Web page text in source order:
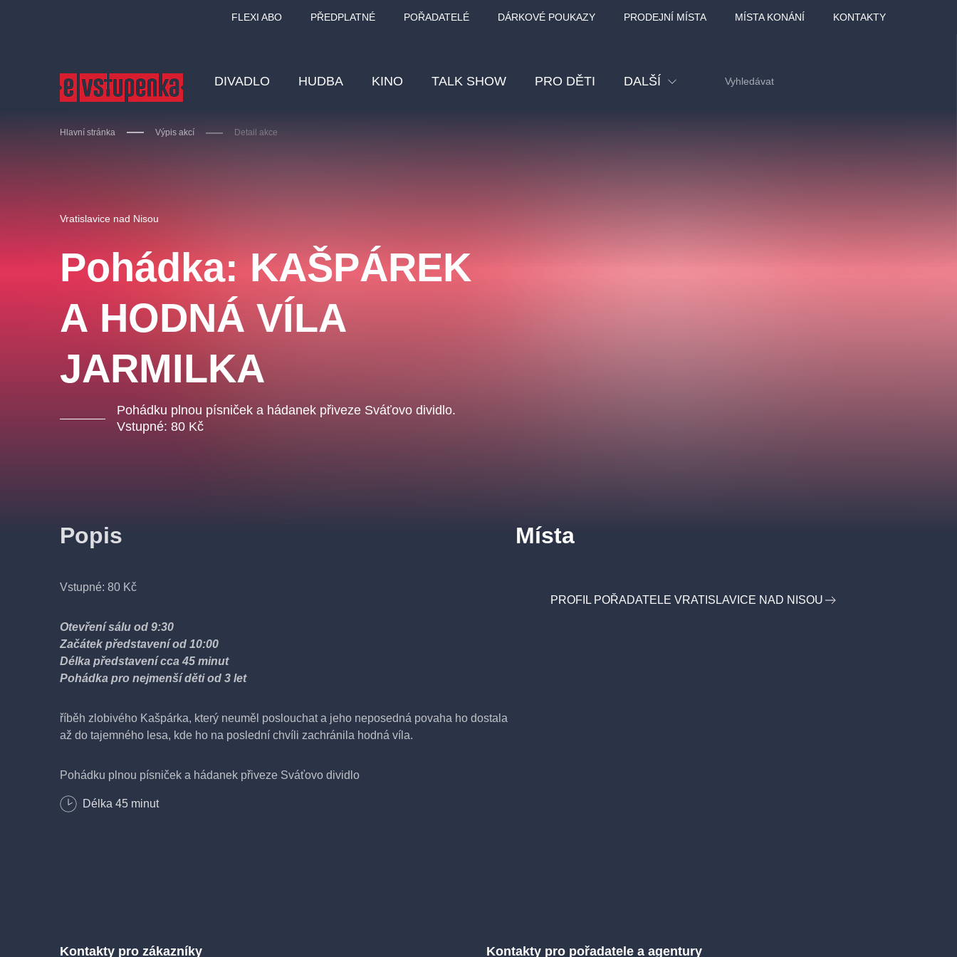
FLEXI ABO PŘEDPLATNÉ POŘADATELÉ DÁRKOVÉ POUKAZY PRODEJNÍ MÍSTA MÍSTA KONÁNÍ KONTAKTY
DIVADLO HUDBA KINO TALK SHOW PRO DĚTI DALŠÍ
Hlavní stránka Výpis akcí Detail akce
Vratislavice nad Nisou
Pohádka: KAŠPÁREK
A HODNÁ VÍLA
JARMILKA
Pohádku plnou písniček a hádanek přiveze Sváťovo dividlo.
Vstupné: 80 Kč
Popis
Vstupné: 80 Kč
Otevření sálu od 9:30
Začátek představení od 10:00
Délka představení cca 45 minut
Pohádka pro nejmenší děti od 3 let
říběh zlobivého Kašpárka, který neuměl poslouchat a jeho neposedná povaha ho dostala
až do tajemného lesa, kde ho na poslední chvíli zachránila hodná víla.
Pohádku plnou písniček a hádanek přiveze Sváťovo dividlo
Délka 45 minut
Místa
PROFIL POŘADATELE VRATISLAVICE NAD NISOU
Kontakty pro zákazníky Kontakty pro pořadatele a agentury
divadlo premiéra klasickáhudba letníscéna